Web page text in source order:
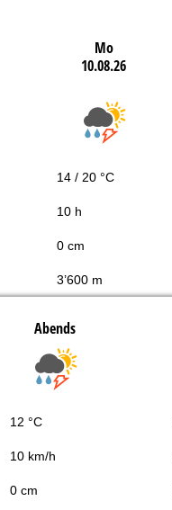
Mo
10.08.26
14 / 20 °C
10 h
0 cm
3’600 m
Abends
12 °C
10 km/h
0 cm